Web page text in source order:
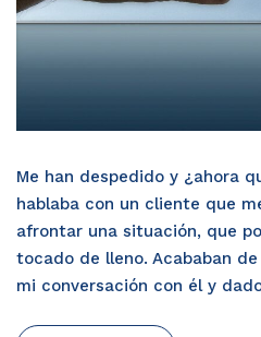
Me han despedido y ¿ahora
hablaba con un cliente que
afrontar una situación, que
tocado de lleno. Acababan
mi conversación con él y